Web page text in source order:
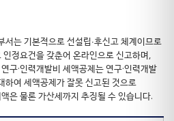
는 기본적으로 선설립∙후신고 체계이므로
정요건을 갖춘어 온라인으로 신고하며,
구·인력개발비 세액공제는 연구·인력개발
하여 세액공제가 잘못 신고된 것으로
은 물론 가산세까지 추징될 수 있습니다.